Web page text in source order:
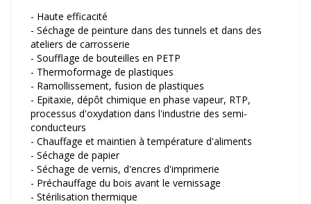
- Haute efficacité
- Séchage de peinture dans des tunnels et dans des
ateliers de carrosserie
- Soufflage de bouteilles en PETP
- Thermoformage de plastiques
- Ramollissement, fusion de plastiques
- Epitaxie, dépôt chimique en phase vapeur, RTP,
processus d'oxydation dans l'industrie des semi-
conducteurs
- Chauffage et maintien à température d'aliments
- Séchage de papier
- Séchage de vernis, d'encres d'imprimerie
- Préchauffage du bois avant le vernissage
- Stérilisation thermique